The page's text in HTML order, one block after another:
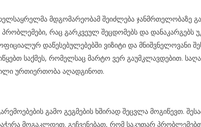
მდგომარეობამ შეიძლება ჯანმრთელობაზე
რაც გარკვეულ შეცდომებს და დანაკარგებს
დაწესებულებებში ვიზიტი და მნიშვნელოვანი
საქმეს, რომელსაც მარტო ვერ გაუმკლავდებით.
ურთიერთობა აღადგინოთ.
გამო გეგმების ხშირად შეცვლა მოგიწევთ.
მოგაკლდეთ. გეჩვენებათ, რომ საკუთარ